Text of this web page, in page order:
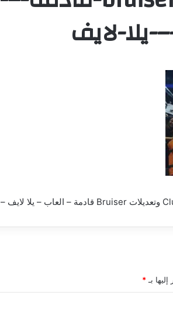
يلا-لايف
بـ *